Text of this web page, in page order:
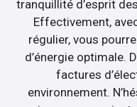
tranquillité d’esprit
Effectivement,
régulier, vous
d’énergie optimale.
factures
environnement.